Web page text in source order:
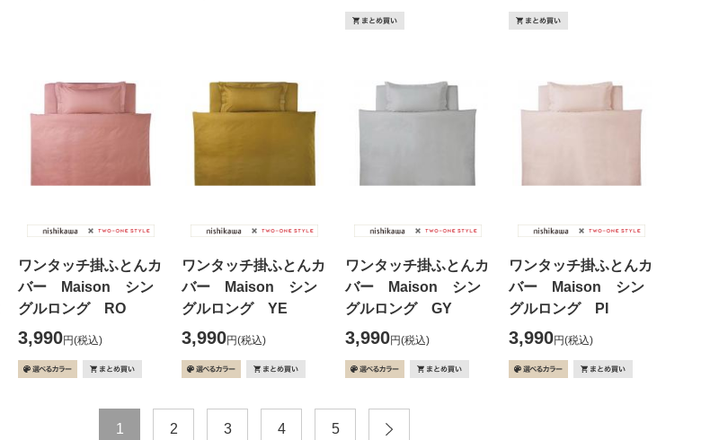
ワンタッチ掛ふとんカ
バー Maison シン
グルロング RO
3,990円(税込)
ワンタッチ掛ふとんカ
バー Maison シン
グルロング YE
3,990円(税込)
ワンタッチ掛ふとんカ
バー Maison シン
グルロング GY
3,990円(税込)
ワンタッチ掛ふとんカ
バー Maison シン
グルロング PI
3,990円(税込)
1 2 3 4 5